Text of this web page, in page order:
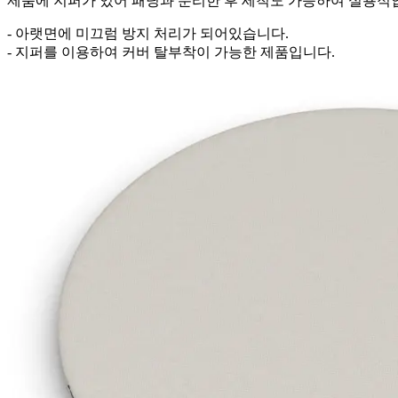
- 아랫면에 미끄럼 방지 처리가 되어있습니다.
- 지퍼를 이용하여 커버 탈부착이 가능한 제품입니다.